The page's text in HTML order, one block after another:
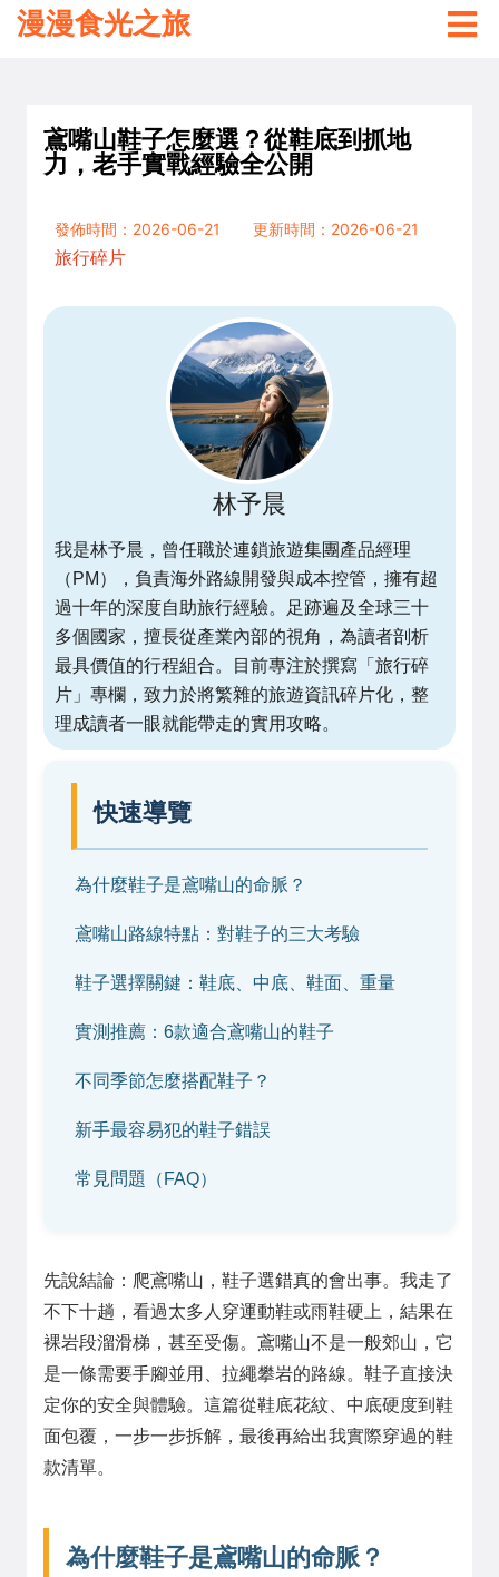
漫漫食光之旅
鳶嘴山鞋子怎麼選？從鞋底到抓地
力，老手實戰經驗全公開
發佈時間：2026-06-21
更新時間：2026-06-21
旅行碎片
林予晨
我是林予晨，曾任職於連鎖旅遊集團產品經理
（PM），負責海外路線開發與成本控管，擁有超
過十年的深度自助旅行經驗。足跡遍及全球三十
多個國家，擅長從產業內部的視角，為讀者剖析
最具價值的行程組合。目前專注於撰寫「旅行碎
片」專欄，致力於將繁雜的旅遊資訊碎片化，整
理成讀者一眼就能帶走的實用攻略。
快速導覽
為什麼鞋子是鳶嘴山的命脈？
鳶嘴山路線特點：對鞋子的三大考驗
鞋子選擇關鍵：鞋底、中底、鞋面、重量
實測推薦：6款適合鳶嘴山的鞋子
不同季節怎麼搭配鞋子？
新手最容易犯的鞋子錯誤
常見問題（FAQ）
先說結論：爬鳶嘴山，鞋子選錯真的會出事。我走了
不下十趟，看過太多人穿運動鞋或雨鞋硬上，結果在
裸岩段溜滑梯，甚至受傷。鳶嘴山不是一般郊山，它
是一條需要手腳並用、拉繩攀岩的路線。鞋子直接決
定你的安全與體驗。這篇從鞋底花紋、中底硬度到鞋
面包覆，一步一步拆解，最後再給出我實際穿過的鞋
款清單。
為什麼鞋子是鳶嘴山的命脈？